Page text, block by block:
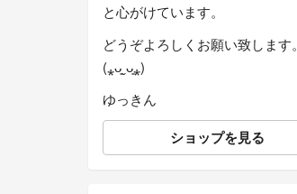
と心がけています。
どうぞよろしくお願い致します。
(⁎ᴗ͈ˬᴗ͈⁎)
ゆっきん
ショップを見る